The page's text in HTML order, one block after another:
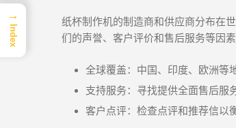
纸杯制作机的制造商和供应商分布在
们的声誉、客户评价和售后服务等因素
全球覆盖：中国、印度、欧洲等
支持服务：寻找提供全面售后服
客户点评：检查点评和推荐信以
→
Index